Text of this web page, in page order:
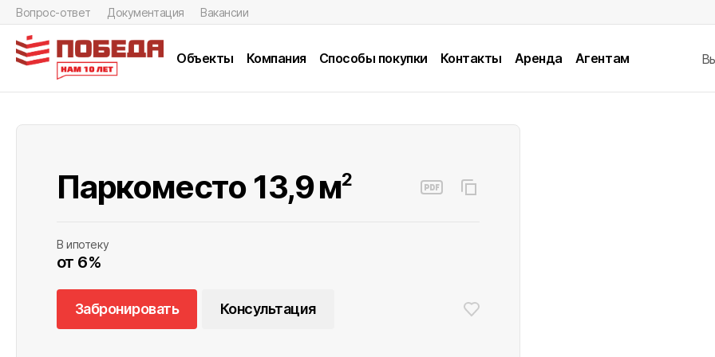
Вопрос-ответ Документация Вакансии
Объекты Компания Способы покупки Контакты Аренда Агентам
Паркоместо 13,9м2
В ипотеку
от 6%
Забронировать Консультация